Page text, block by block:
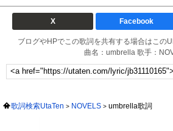
X Facebook
ブログやHPでこの歌詞を共有する場合はこの
曲名：umbrella 歌手：
歌詞検索UtaTen NOVELS umbrella歌詞